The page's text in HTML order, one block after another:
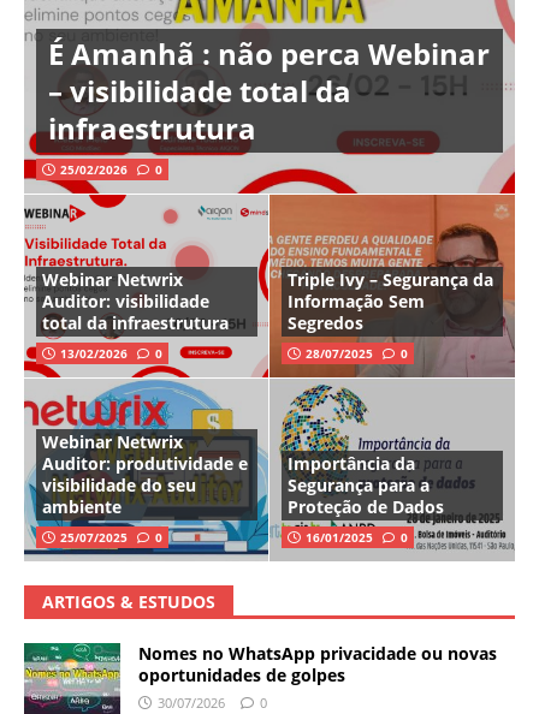
É Amanhã : não perca Webinar
– visibilidade total da
infraestrutura
25/02/2026 0
Webinar Netwrix
Auditor: visibilidade
total da infraestrutura
13/02/2026 0
Triple Ivy – Segurança da
Informação Sem
Segredos
28/07/2025 0
Webinar Netwrix
Auditor: produtividade e
visibilidade do seu
ambiente
25/07/2025 0
Importância da
Segurança para a
Proteção de Dados
16/01/2025 0
ARTIGOS & ESTUDOS
Nomes no WhatsApp privacidade ou novas
oportunidades de golpes
30/07/2026 0